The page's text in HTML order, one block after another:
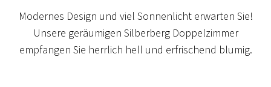
Modernes Design und viel Sonnenlicht erwarten Sie!
Unsere geräumigen Silberberg Doppelzimmer
empfangen Sie herrlich hell und erfrischend blumig.